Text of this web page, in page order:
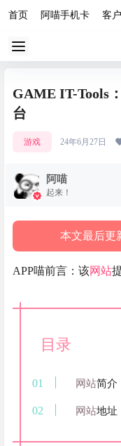
首页 阿喵手机卡 客
GAME IT-Tools
台
游戏 24年6月27日
阿喵
起来！
本文最后更
APP喵前言：该网站
目录
网站简介
网站地址